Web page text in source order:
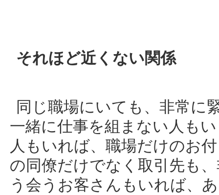
それほど近くない関係
同じ職場にいても、非常に
一緒に仕事を組まない人も
人もいれば、職場だけのお
の同僚だけでなく取引先も
う会うお客さんもいれば、